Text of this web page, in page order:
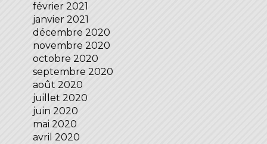
février 2021
janvier 2021
décembre 2020
novembre 2020
octobre 2020
septembre 2020
août 2020
juillet 2020
juin 2020
mai 2020
avril 2020